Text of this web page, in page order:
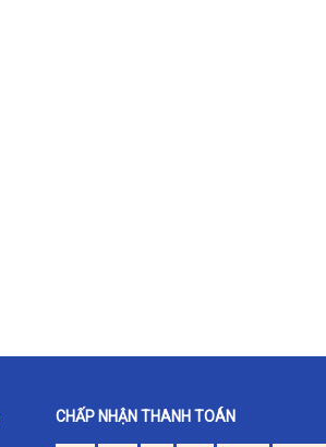
CHẤP NHẬN THANH TOÁN